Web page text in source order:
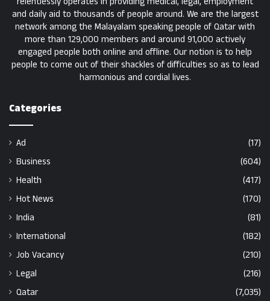
and daily aid to thousands of people around. We are the largest
network among the Malayalam speaking people of Qatar with
more than 129,000 members and around 91,000 actively
engaged people both online and offline. Our notion is to help
people to come out of their shackles of difficulties so as to lead
harmonious and cordial lives.
Categories
Ad
(17)
Business
(604)
Health
(417)
Hot News
(170)
India
(81)
International
(182)
Job Vacancy
(210)
Legal
(216)
Qatar
(7,035)